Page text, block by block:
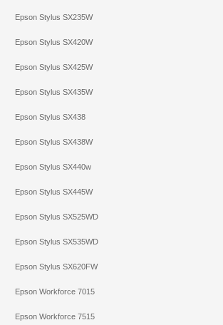
Epson Stylus SX235W
Epson Stylus SX420W
Epson Stylus SX425W
Epson Stylus SX435W
Epson Stylus SX438
Epson Stylus SX438W
Epson Stylus SX440w
Epson Stylus SX445W
Epson Stylus SX525WD
Epson Stylus SX535WD
Epson Stylus SX620FW
Epson Workforce 7015
Epson Workforce 7515